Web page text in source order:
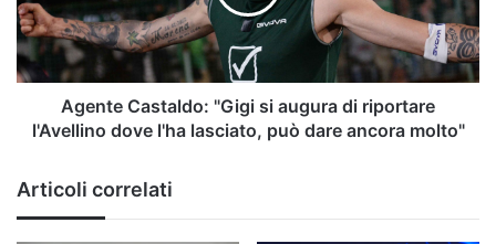
di
riportare
l'Avellino
dove
lasciato,
ancora
molto"
Agente Castaldo: "Gigi si augura di riportare
l'Avellino dove l'ha lasciato, può dare ancora molto"
Articoli correlati